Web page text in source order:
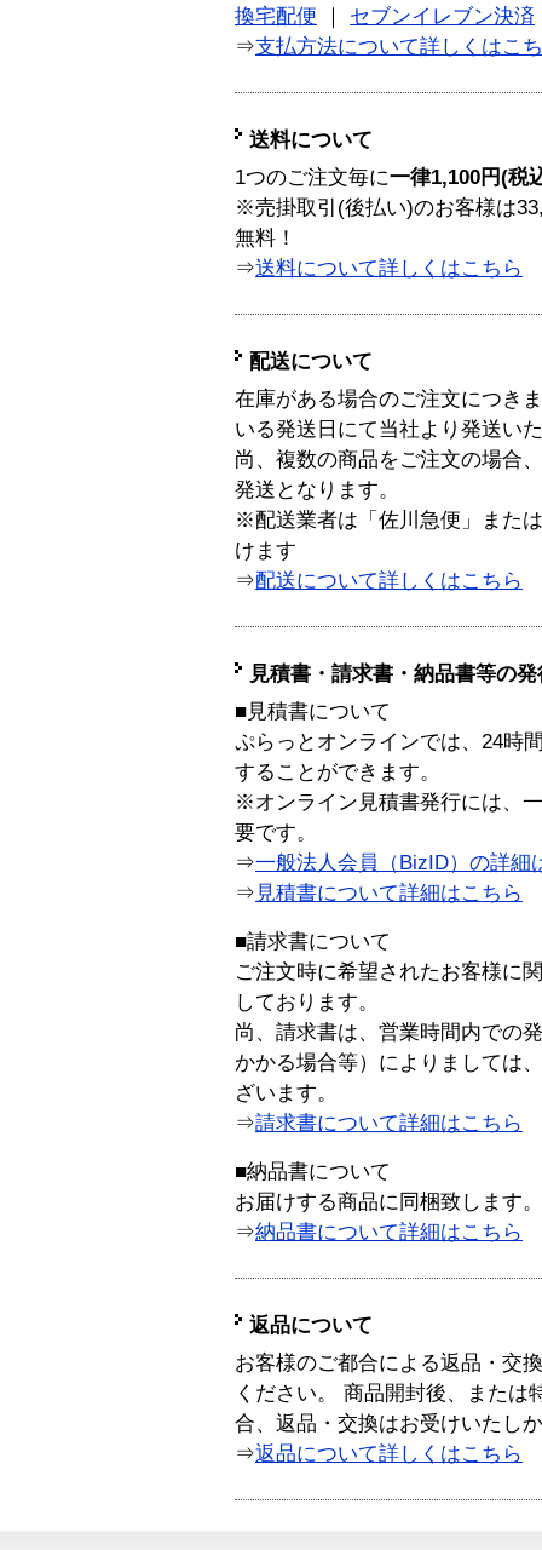
換宅配便
セブンイレブン決済
⇒支払方法について詳しくはこ
送料について
1つのご注文毎に一律1,100円(税
※売掛取引(後払い)のお客様は
無料！
⇒送料について詳しくはこちら
配送について
在庫がある場合のご注文につき
いる発送日にて当社より発送い
尚、複数の商品をご注文の場合
発送となります。
※配送業者は「佐川急便」また
けます
⇒配送について詳しくはこちら
見積書・請求書・納品書等の
■見積書について
ぷらっとオンラインでは、24時
することができます。
※オンライン見積書発行には、
要です。
⇒一般法人会員（BizID）の詳細
⇒ 見積書について詳細はこちら
■請求書について
ご注文時に希望されたお客様に
しております。
尚、請求書は、営業時間内での
かかる場合等）によりましては
ざいます。
⇒請求書について詳細はこちら
■納品書について
お届けする商品に同梱致します。
⇒納品書について詳細はこちら
返品について
お客様のご都合による返品・交
ください。 商品開封後、または
合、返品・交換はお受けいたし
⇒返品について詳しくはこちら